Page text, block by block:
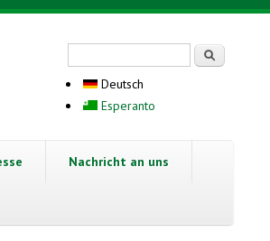
Deutsch
Esperanto
Nachricht an uns